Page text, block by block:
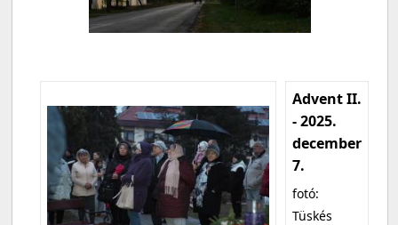
Advent II.
- 2025.
december
7.
fotó:
Tüskés